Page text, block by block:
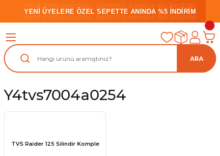
YENİ ÜYELERE ÖZEL SEPETTE ANINDA %5 İNDİRİM
YENİ ÜYELERE ÖZEL SEPETTE ANINDA %5 İNDİRİM
YENİ ÜYELERE ÖZEL SEPETTE ANINDA %5 İNDİRİM
ARA
Y4tvs7004a0254
TVS Raider 125 Silindir Komple